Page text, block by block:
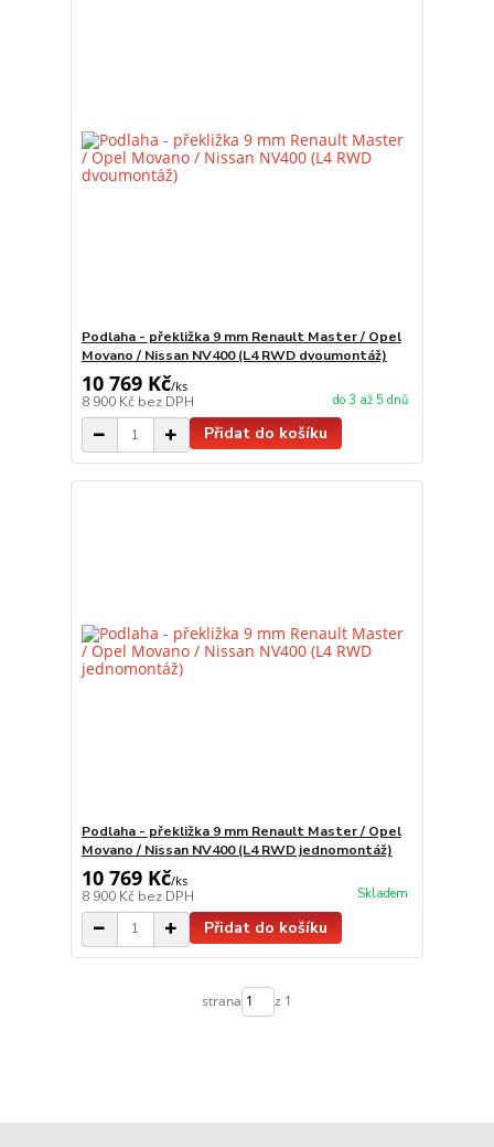
Podlaha - překližka 9 mm Renault Master / Opel
Movano / Nissan NV400 (L4 RWD dvoumontáž)
10 769 Kč/ks
8 900 Kč bez DPH do 3 až 5 dnů
Přidat do košíku
Podlaha - překližka 9 mm Renault Master / Opel
Movano / Nissan NV400 (L4 RWD jednomontáž)
10 769 Kč/ks
8 900 Kč bez DPH Skladem
Přidat do košíku
strana z 1